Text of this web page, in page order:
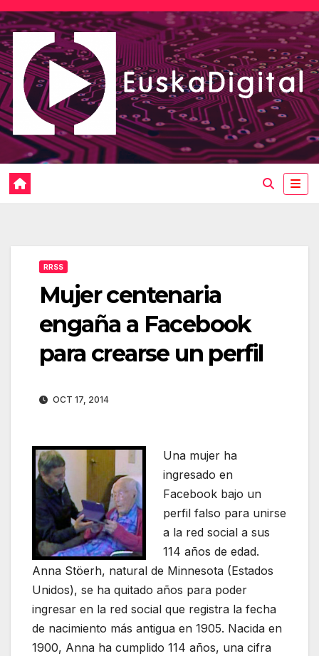
Saltar
al
contenido
RRSS
Mujer centenaria
engaña a Facebook
para crearse un perfil
OCT 17, 2014
Una mujer ha
ingresado en
Facebook bajo un
perfil falso para unirse
a la red social a sus
114 años de edad.
Anna Stöerh, natural de Minnesota (Estados
Unidos), se ha quitado años para poder
ingresar en la red social que registra la fecha
de nacimiento más antigua en 1905. Nacida en
1900, Anna ha cumplido 114 años, una cifra